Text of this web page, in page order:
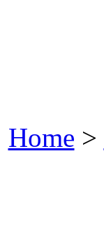
Home >